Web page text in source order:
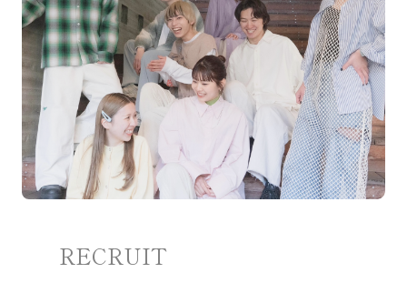
RECRUIT